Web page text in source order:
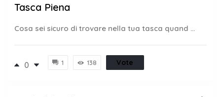
Tasca Piena
Cosa sei sicuro di trovare nella tua tasca quand ...
0 1 138 Vote